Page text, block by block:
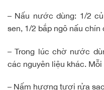
– Nấu nước dùng: 1/2
sen, 1/2 bắp ngô nấu
– Trong lúc chờ nước
các nguyên liệu khác.
– Nấm hương tươi rửa